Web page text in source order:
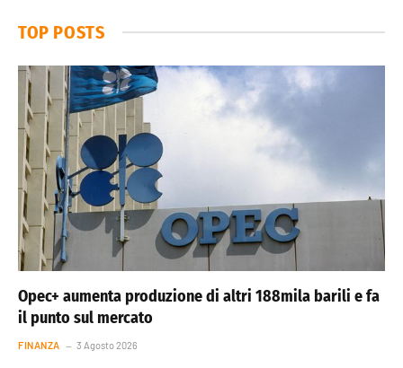
TOP POSTS
Opec+ aumenta produzione di altri 188mila barili e fa
il punto sul mercato
FINANZA 3 Agosto 2026